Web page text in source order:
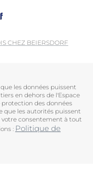
CHEZ BEIERSDORF
les données puissent
en dehors de l'Espace
des données
que les autorités puissent
votre consentement à tout
: Politique de